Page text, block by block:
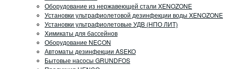
Оборудование из нержавеющей стали XENOZONE
Установки ультрафиолетовой дезинфекции воды XENOZONE
Установки ультрафиолетовые УДВ (НПО ЛИТ)
Химикаты для бассейнов
Оборудование NECON
Автоматы дезинфекции ASEKO
Бытовые насосы GRUNDFOS